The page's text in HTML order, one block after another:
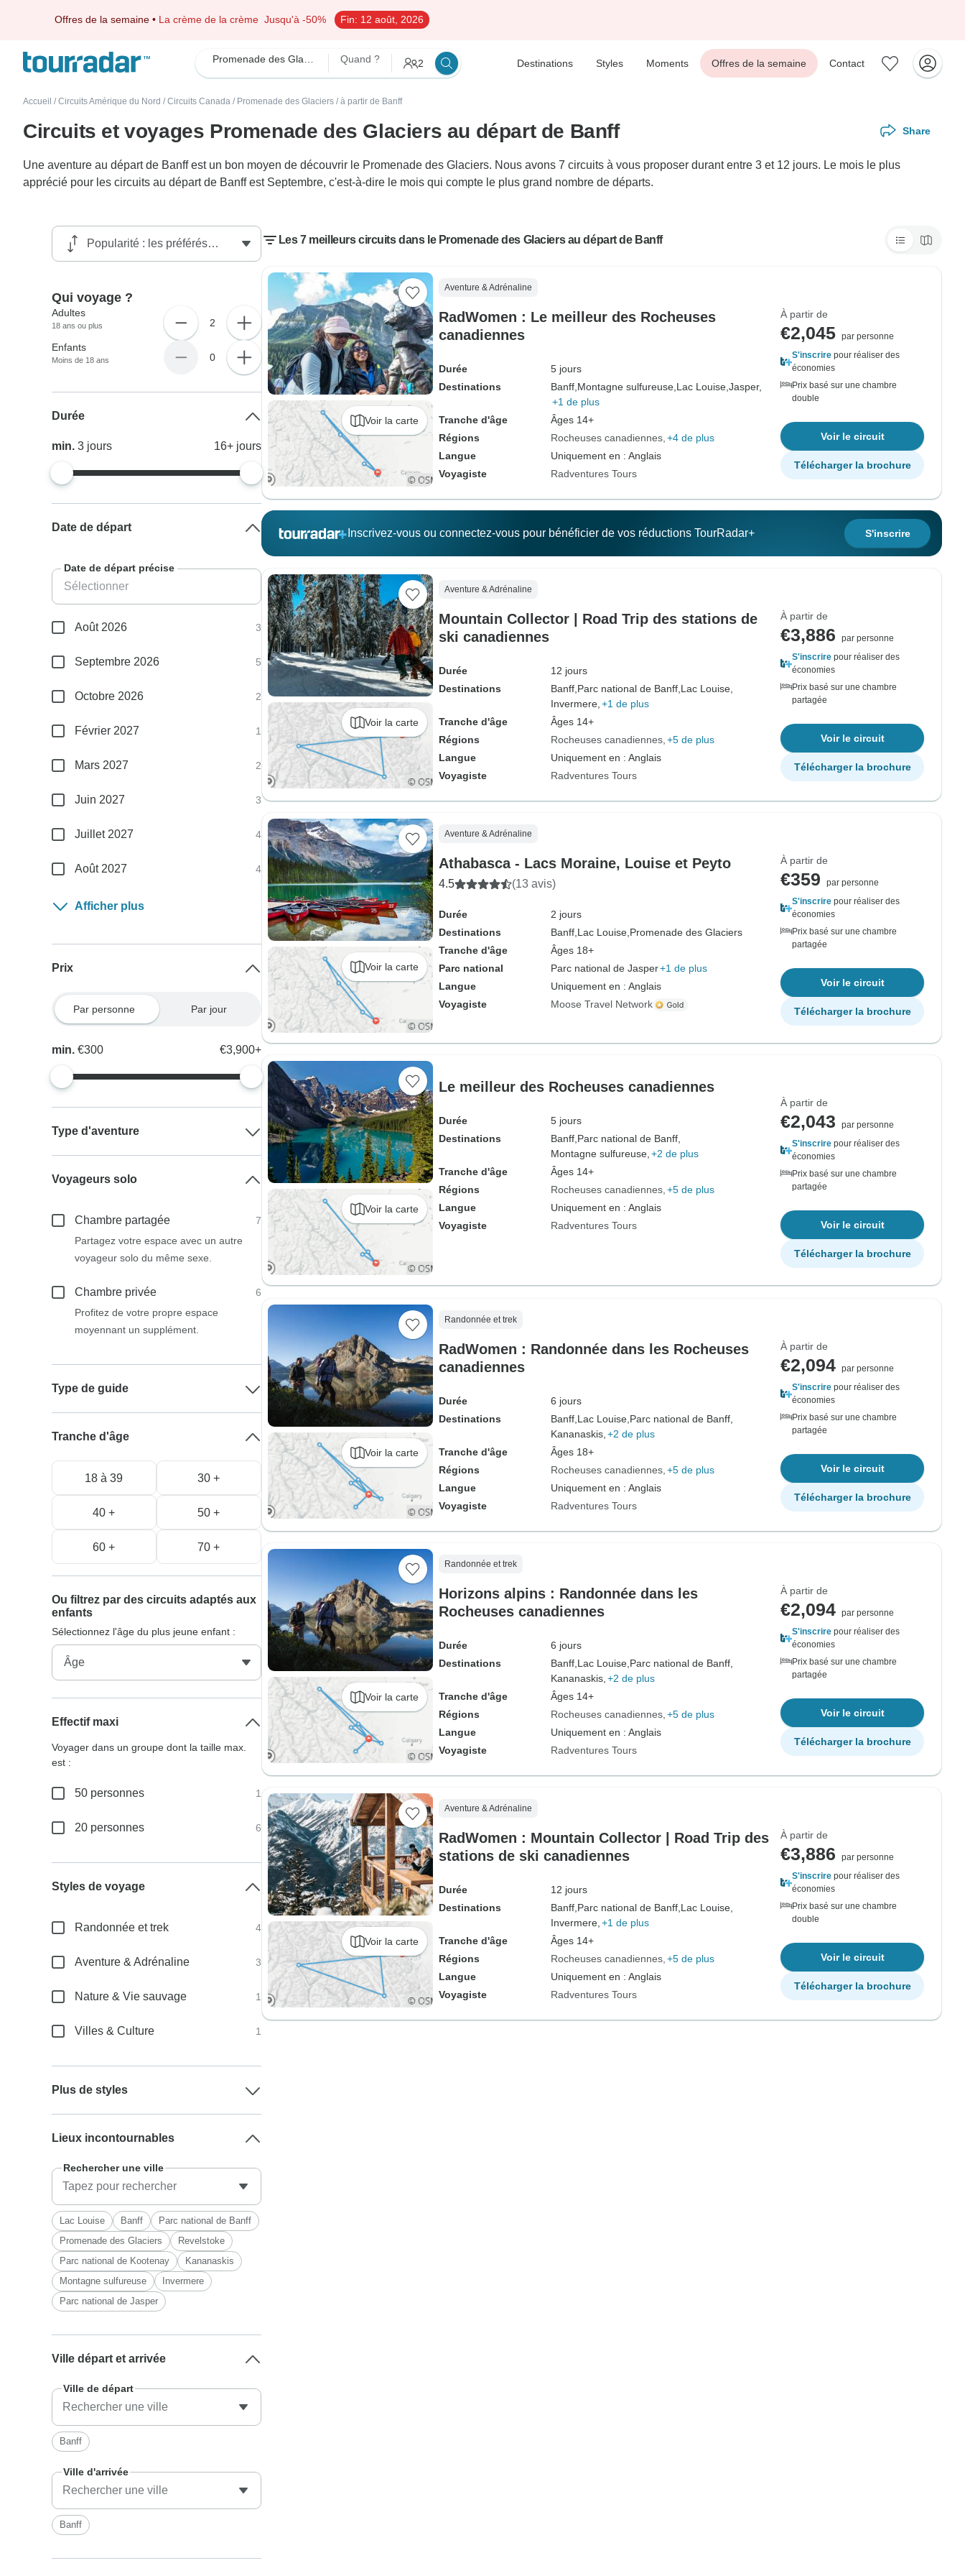
Offres de la semaine • La crème de la crème Jusqu'à -50% Fin: 12 août, 2026
Quand ? 2 Destinations Styles Moments Offres de la semaine Contact
Accueil / Circuits Amérique du Nord / Circuits Canada / Promenade des Glaciers / à partir de Banff
Circuits et voyages Promenade des Glaciers au départ de Banff Share
Une aventure au départ de Banff est un bon moyen de découvrir le Promenade des Glaciers. Nous avons 7 circuits à vous proposer durant entre 3 et 12 jours. Le mois le plus
apprécié pour les circuits au départ de Banff est Septembre, c'est-à-dire le mois qui compte le plus grand nombre de départs.
Les 7 meilleurs circuits dans le Promenade des Glaciers au départ de Banff
Voir la carte
Aventure & Adrénaline
RadWomen : Le meilleur des Rocheuses
canadiennes
Durée
5 jours
Destinations
Banff, Montagne sulfureuse, Lac Louise, Jasper,
+1 de plus
Tranche d'âge
Âges 14+
Régions
Rocheuses canadiennes +4 de plus
Langue
Uniquement en : Anglais
Voyagiste
Radventures Tours
À partir de
€2,045 par personne
S'inscrire pour réaliser des
économies
Prix basé sur une chambre
double
Voir le circuit
Télécharger la brochure
Inscrivez-vous ou connectez-vous pour bénéficier de vos réductions TourRadar+ S'inscrire
Voir la carte
Aventure & Adrénaline
Mountain Collector | Road Trip des stations de
ski canadiennes
Durée
12 jours
Destinations
Banff, Parc national de Banff, Lac Louise,
Invermere, +1 de plus
Tranche d'âge
Âges 14+
Régions
Rocheuses canadiennes +5 de plus
Langue
Uniquement en : Anglais
Voyagiste
Radventures Tours
À partir de
€3,886
par personne
S'inscrire pour réaliser des
économies
Prix basé sur une chambre
partagée
Voir le circuit
Télécharger la brochure
Voir la carte
Aventure & Adrénaline
Athabasca - Lacs Moraine, Louise et Peyto
4.5 (13 avis)
Durée
2 jours
Destinations
Banff, Lac Louise, Promenade des Glaciers
Tranche d'âge
Âges 18+
Parc national
Parc national de Jasper+1 de plus
Langue
Uniquement en : Anglais
Voyagiste
Moose Travel Network
À partir de
€359
par personne
S'inscrire pour réaliser des
économies
Prix basé sur une chambre
partagée
Voir le circuit
Télécharger la brochure
Voir la carte
Le meilleur des Rocheuses canadiennes
Durée
5 jours
Destinations
Banff, Parc national de Banff,
Montagne sulfureuse, +2 de plus
Tranche d'âge
Âges 14+
Régions
Rocheuses canadiennes +5 de plus
Langue
Uniquement en : Anglais
Voyagiste
Radventures Tours
À partir de
€2,043
par personne
S'inscrire pour réaliser des
économies
Prix basé sur une chambre
partagée
Voir le circuit
Télécharger la brochure
Voir la carte
Randonnée et trek
RadWomen : Randonnée dans les Rocheuses
canadiennes
Durée
6 jours
Destinations
Banff, Lac Louise, Parc national de Banff,
Kananaskis, +2 de plus
Tranche d'âge
Âges 18+
Régions
Rocheuses canadiennes +5 de plus
Langue
Uniquement en : Anglais
Voyagiste
Radventures Tours
À partir de
€2,094 par personne
S'inscrire pour réaliser des
économies
Prix basé sur une chambre
partagée
Voir le circuit
Télécharger la brochure
Voir la carte
Randonnée et trek
Horizons alpins : Randonnée dans les
Rocheuses canadiennes
Durée
6 jours
Destinations
Banff, Lac Louise, Parc national de Banff,
Kananaskis, +2 de plus
Tranche d'âge
Âges 14+
Régions
Rocheuses canadiennes +5 de plus
Langue
Uniquement en : Anglais
Voyagiste
Radventures Tours
À partir de
€2,094 par personne
S'inscrire pour réaliser des
économies
Prix basé sur une chambre
partagée
Voir le circuit
Télécharger la brochure
Voir la carte
Aventure & Adrénaline
RadWomen : Mountain Collector | Road Trip des
stations de ski canadiennes
Durée
12 jours
Destinations
Banff, Parc national de Banff, Lac Louise,
Invermere, +1 de plus
Tranche d'âge
Âges 14+
Régions
Rocheuses canadiennes +5 de plus
Langue
Uniquement en : Anglais
Voyagiste
Radventures Tours
À partir de
€3,886
par personne
S'inscrire pour réaliser des
économies
Prix basé sur une chambre
double
Voir le circuit
Télécharger la brochure
Qui voyage ?
Adultes
18 ans ou plus 2
Enfants
Moins de 18 ans 0
Durée
min.3 jours 16+ jours
Date de départ
Date de départ précise
Août 2026 3
Septembre 2026 5
Octobre 2026 2
Février 2027 1
Mars 2027 2
Juin 2027 3
Juillet 2027 4
Août 2027 4
Afficher plus
Prix
Par personne Par jour
min.€300 €3,900+
Type d'aventure
Voyageurs solo
Chambre partagée
7
Partagez votre espace avec un autre
voyageur solo du même sexe.
Chambre privée
6
Profitez de votre propre espace
moyennant un supplément.
Type de guide
Tranche d'âge
18 à 39 30 +
40 + 50 +
60 + 70 +
Ou filtrez par des circuits adaptés aux
enfants
Sélectionnez l'âge du plus jeune enfant :
Effectif maxi
Voyager dans un groupe dont la taille max.
est :
50 personnes 1
20 personnes 6
Styles de voyage
Randonnée et trek 4
Aventure & Adrénaline 3
Nature & Vie sauvage 1
Villes & Culture 1
Plus de styles
Lieux incontournables
Rechercher une ville
Lac Louise Banff
Parc national de Banff
Promenade des Glaciers
Revelstoke
Parc national de Kootenay
Kananaskis
Montagne sulfureuse
Invermere
Parc national de Jasper
Ville départ et arrivée
Ville de départ
Banff
Ville d'arrivée
Banff